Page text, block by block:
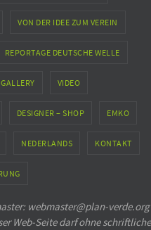
VON DER IDEE ZUM VEREIN
REPORTAGE DEUTSCHE WELLE
GALLERY VIDEO
DESIGNER – SHOP EMKO
NEDERLANDS KONTAKT
webmaster@plan-verde.org
Web-Seite darf ohne schriftliche